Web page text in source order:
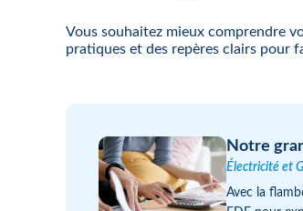
Vous souhaitez mieux comprendre
pratiques et des repères clairs pour
Notre
Électricité et
Avec la